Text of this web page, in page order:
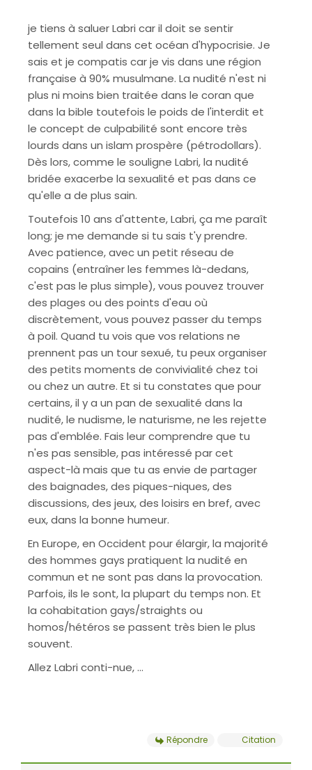
je tiens à saluer Labri car il doit se sentir
tellement seul dans cet océan d'hypocrisie. Je
sais et je compatis car je vis dans une région
française à 90% musulmane. La nudité n'est ni
plus ni moins bien traitée dans le coran que
dans la bible toutefois le poids de l'interdit et
le concept de culpabilité sont encore très
lourds dans un islam prospère (pétrodollars).
Dès lors, comme le souligne Labri, la nudité
bridée exacerbe la sexualité et pas dans ce
qu'elle a de plus sain.
Toutefois 10 ans d'attente, Labri, ça me paraît
long; je me demande si tu sais t'y prendre.
Avec patience, avec un petit réseau de
copains (entraîner les femmes là-dedans,
c'est pas le plus simple), vous pouvez trouver
des plages ou des points d'eau où
discrètement, vous pouvez passer du temps
à poil. Quand tu vois que vos relations ne
prennent pas un tour sexué, tu peux organiser
des petits moments de convivialité chez toi
ou chez un autre. Et si tu constates que pour
certains, il y a un pan de sexualité dans la
nudité, le nudisme, le naturisme, ne les rejette
pas d'emblée. Fais leur comprendre que tu
n'es pas sensible, pas intéressé par cet
aspect-là mais que tu as envie de partager
des baignades, des piques-niques, des
discussions, des jeux, des loisirs en bref, avec
eux, dans la bonne humeur.
En Europe, en Occident pour élargir, la majorité
des hommes gays pratiquent la nudité en
commun et ne sont pas dans la provocation.
Parfois, ils le sont, la plupart du temps non. Et
la cohabitation gays/straights ou
homos/hétéros se passent très bien le plus
souvent.
Allez Labri conti-nue, ...
Répondre Citation